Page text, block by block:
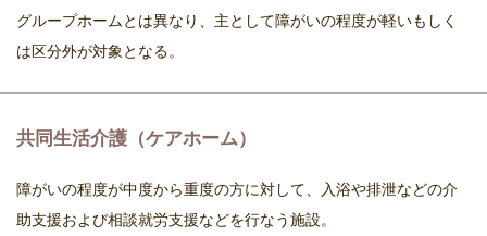
グループホームとは異なり、主として障がいの程度が軽いもしく
は区分外が対象となる。
共同生活介護（ケアホーム）
障がいの程度が中度から重度の方に対して、入浴や排泄などの介
助支援および相談就労支援などを行なう施設。